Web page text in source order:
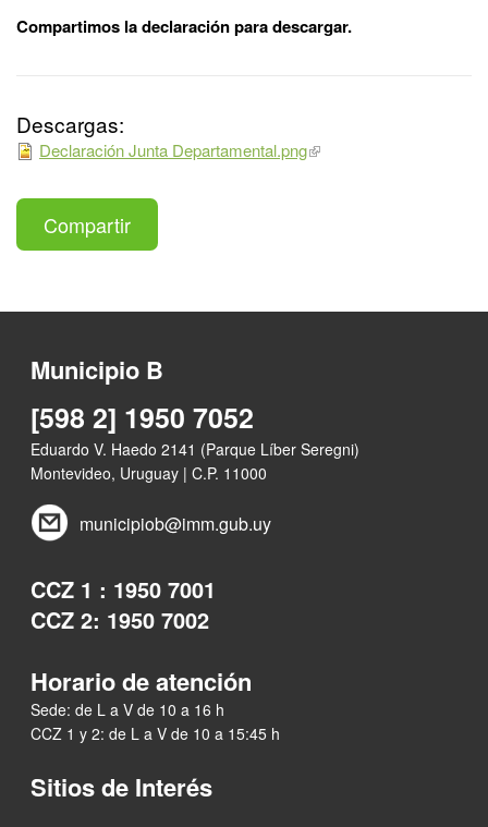
Compartimos la declaración para descargar.
Descargas:
Declaración Junta Departamental.png
Compartir
Municipio B
[598 2] 1950 7052
Eduardo V. Haedo 2141 (Parque Líber Seregni)
Montevideo, Uruguay | C.P. 11000
municipiob@imm.gub.uy
CCZ 1 : 1950 7001
CCZ 2: 1950 7002
Horario de atención
Sede: de L a V de 10 a 16 h
CCZ 1 y 2: de L a V de 10 a 15:45 h
Sitios de Interés